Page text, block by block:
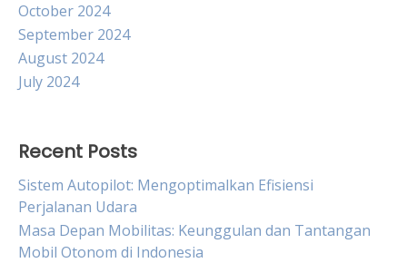
October 2024
September 2024
August 2024
July 2024
Recent Posts
Sistem Autopilot: Mengoptimalkan Efisiensi
Perjalanan Udara
Masa Depan Mobilitas: Keunggulan dan Tantangan
Mobil Otonom di Indonesia